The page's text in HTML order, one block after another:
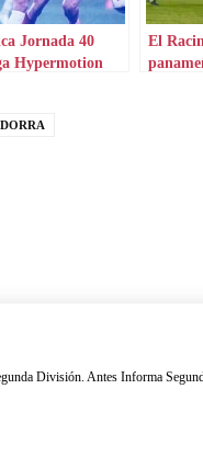
Jornada 40
Hypermotion
El
División. Antes Informa